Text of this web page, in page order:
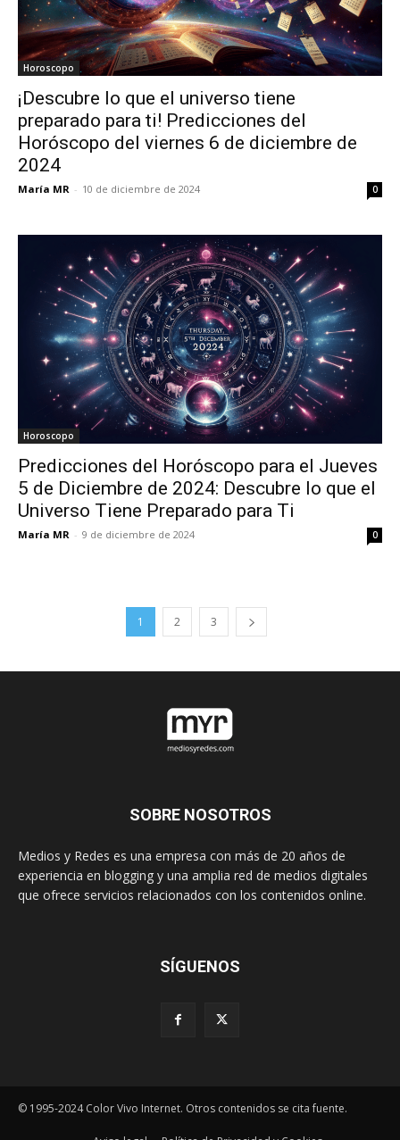
Horoscopo
¡Descubre lo que el universo tiene
preparado para ti! Predicciones del
Horóscopo del viernes 6 de diciembre de
2024
María MR - 10 de diciembre de 2024 0
Horoscopo
Predicciones del Horóscopo para el Jueves
5 de Diciembre de 2024: Descubre lo que el
Universo Tiene Preparado para Ti
María MR - 9 de diciembre de 2024 0
1 2 3
SOBRE NOSOTROS
Medios y Redes es una empresa con más de 20 años de
experiencia en blogging y una amplia red de medios digitales
que ofrece servicios relacionados con los contenidos online.
SÍGUENOS
© 1995-2024 Color Vivo Internet. Otros contenidos se cita fuente.